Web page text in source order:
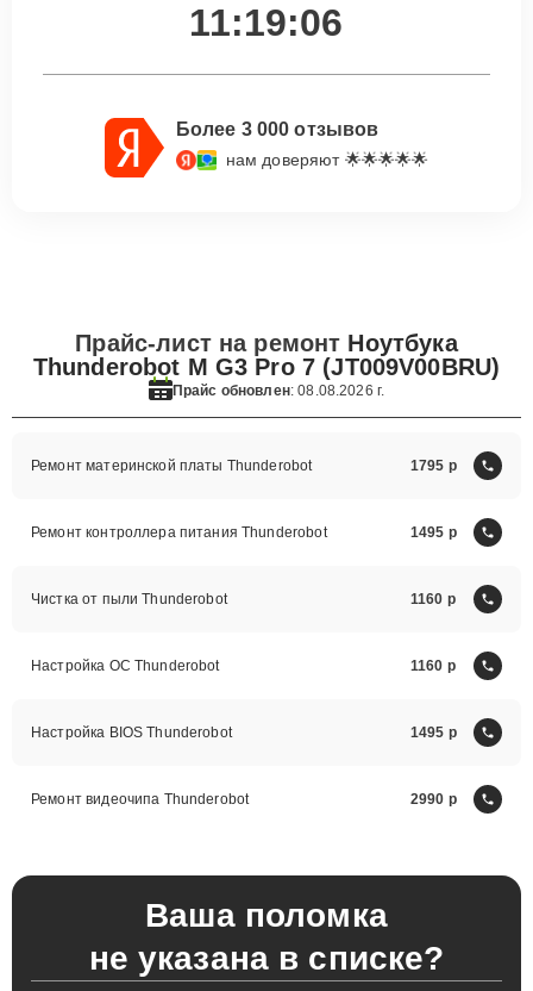
11:19:05
Более 3 000 отзывов
нам доверяют 🌟🌟🌟🌟🌟
Прайс-лист на ремонт Ноутбука
Thunderobot M G3 Pro 7 (JT009V00BRU)
Прайс обновлен: 08.08.2026 г.
Ремонт материнской платы Thunderobot 1795
Ремонт контроллера питания Thunderobot 1495
Чистка от пыли Thunderobot 1160
Настройка ОС Thunderobot 1160
Настройка BIOS Thunderobot 1495
Ремонт видеочипа Thunderobot 2990
Ваша поломка
не указана в списке?